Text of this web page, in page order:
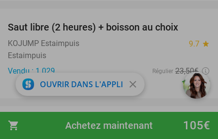
shopping_cart 105€
Achetez maintenant
Saut libre (2 heures) + boisson au choix
KOJUMP Estaimpuis 9.7 star
Estaimpuis
Vendu : 1.029
Régulier 23,50€
14,40€
48%
favorite_border
Nuit pour 2 + petit-déjeuner avec cava dans un
OUVRIR DANS L'APPLI close